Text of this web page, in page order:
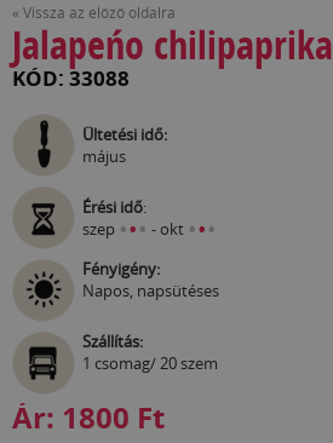
« Vissza az előző oldalra
Jalapeńo chilipaprika
KÓD: 33088
Ültetési idő:
május
Érési idő:
szep ••• - okt •••
Fényigény:
Napos, napsütéses
Szállítás:
1 csomag/ 20 szem
Ár: 1800 Ft